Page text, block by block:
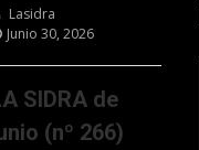
Lasidra
Junio 30, 2026
SIDRA de
(nº 266)